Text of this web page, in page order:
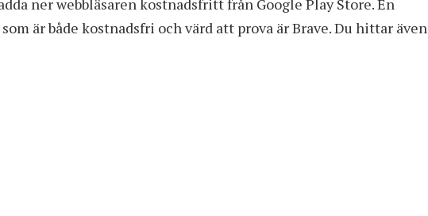
ner webbläsaren kostnadsfritt från Google Play Store. En
är både kostnadsfri och värd att prova är Brave. Du hittar även